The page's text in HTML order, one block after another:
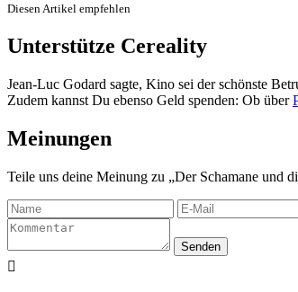
Diesen Artikel empfehlen
Unterstütze Cereality
Jean-Luc Godard sagte, Kino sei der schönste
Zudem kannst Du ebenso Geld spenden: Ob über
Meinungen
Teile uns deine Meinung zu „Der Schamane und
Senden
